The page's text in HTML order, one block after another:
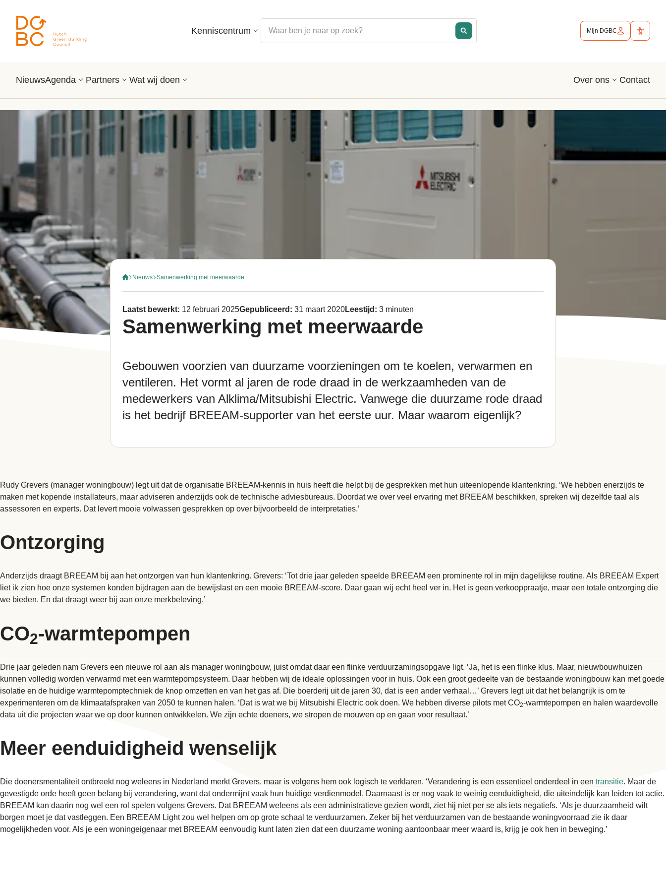
Kenniscentrum Mijn DGBC
NieuwsAgenda Partners Wat wij doen Over ons Contact
Nieuws Samenwerking met meerwaarde
Laatst bewerkt: 12 februari 2025Gepubliceerd: 31 maart 2020Leestijd: 3 minuten
Samenwerking met meerwaarde
Gebouwen voorzien van duurzame voorzieningen om te koelen, verwarmen en
ventileren. Het vormt al jaren de rode draad in de werkzaamheden van de
medewerkers van Alklima/Mitsubishi Electric. Vanwege die duurzame rode draad
is het bedrijf BREEAM-supporter van het eerste uur. Maar waarom eigenlijk?
Rudy Grevers (manager woningbouw) legt uit dat de organisatie BREEAM-kennis in huis heeft die helpt bij de gesprekken met hun uiteenlopende klantenkring. ‘We hebben enerzijds te
maken met kopende installateurs, maar adviseren anderzijds ook de technische adviesbureaus. Doordat we over veel ervaring met BREEAM beschikken, spreken wij dezelfde taal als
assessoren en experts. Dat levert mooie volwassen gesprekken op over bijvoorbeeld de interpretaties.’
Ontzorging
Anderzijds draagt BREEAM bij aan het ontzorgen van hun klantenkring. Grevers: ‘Tot drie jaar geleden speelde BREEAM een prominente rol in mijn dagelijkse routine. Als BREEAM Expert
liet ik zien hoe onze systemen konden bijdragen aan de bewijslast en een mooie BREEAM-score. Daar gaan wij echt heel ver in. Het is geen verkooppraatje, maar een totale ontzorging die
we bieden. En dat draagt weer bij aan onze merkbeleving.’
CO2-warmtepompen
Drie jaar geleden nam Grevers een nieuwe rol aan als manager woningbouw, juist omdat daar een flinke verduurzamingsopgave ligt. ‘Ja, het is een flinke klus. Maar, nieuwbouwhuizen
kunnen volledig worden verwarmd met een warmtepompsysteem. Daar hebben wij de ideale oplossingen voor in huis. Ook een groot gedeelte van de bestaande woningbouw kan met goede
isolatie en de huidige warmtepomptechniek de knop omzetten en van het gas af. Die boerderij uit de jaren 30, dat is een ander verhaal…’ Grevers legt uit dat het belangrijk is om te
experimenteren om de klimaatafspraken van 2050 te kunnen halen. ‘Dat is wat we bij Mitsubishi Electric ook doen. We hebben diverse pilots met CO2-warmtepompen en halen waardevolle
data uit die projecten waar we op door kunnen ontwikkelen. We zijn echte doeners, we stropen de mouwen op en gaan voor resultaat.’
Meer eenduidigheid wenselijk
Die doenersmentaliteit ontbreekt nog weleens in Nederland merkt Grevers, maar is volgens hem ook logisch te verklaren. ‘Verandering is een essentieel onderdeel in een transitie. Maar de
gevestigde orde heeft geen belang bij verandering, want dat ondermijnt vaak hun huidige verdienmodel. Daarnaast is er nog vaak te weinig eenduidigheid, die uiteindelijk kan leiden tot actie.
BREEAM kan daarin nog wel een rol spelen volgens Grevers. Dat BREEAM weleens als een administratieve gezien wordt, ziet hij niet per se als iets negatiefs. ‘Als je duurzaamheid wilt
borgen moet je dat vastleggen. Een BREEAM Light zou wel helpen om op grote schaal te verduurzamen. Zeker bij het verduurzamen van de bestaande woningvoorraad zie ik daar
mogelijkheden voor. Als je een woningeigenaar met BREEAM eenvoudig kunt laten zien dat een duurzame woning aantoonbaar meer waard is, krijg je ook hen in beweging.’